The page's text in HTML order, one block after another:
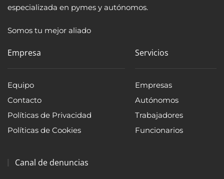
especializada en pymes y autónomos.
Somos tu mejor aliado
Empresa
Equipo
Contacto
Políticas de Privacidad
Políticas de Cookies
Canal de denuncias
Servicios
Empresas
Autónomos
Trabajadores
Funcionarios